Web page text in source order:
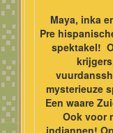
Maya, inka
Pre
spektakel!
mysterieuze
Een waare
Ook voor